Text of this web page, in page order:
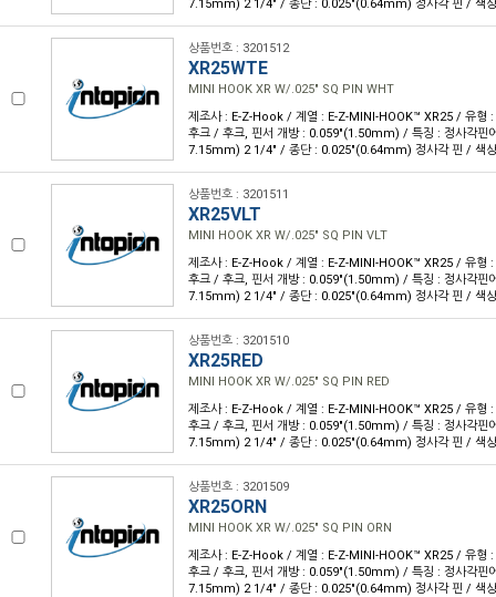
7.15mm) 2 1/4" / 종단 : 0.025"(0.64mm) 정사각 핀 / 색
상품번호 : 3201512
XR25WTE
MINI HOOK XR W/.025" SQ PIN WHT
제조사 : E-Z-Hook / 계열 : E-Z-MINI-HOOK™ XR25 / 유형
후크 / 후크, 핀서 개방 : 0.059"(1.50mm) / 특징 : 정사각핀
7.15mm) 2 1/4" / 종단 : 0.025"(0.64mm) 정사각 핀 / 색
상품번호 : 3201511
XR25VLT
MINI HOOK XR W/.025" SQ PIN VLT
제조사 : E-Z-Hook / 계열 : E-Z-MINI-HOOK™ XR25 / 유형
후크 / 후크, 핀서 개방 : 0.059"(1.50mm) / 특징 : 정사각핀
7.15mm) 2 1/4" / 종단 : 0.025"(0.64mm) 정사각 핀 / 색
상품번호 : 3201510
XR25RED
MINI HOOK XR W/.025" SQ PIN RED
제조사 : E-Z-Hook / 계열 : E-Z-MINI-HOOK™ XR25 / 유형
후크 / 후크, 핀서 개방 : 0.059"(1.50mm) / 특징 : 정사각핀
7.15mm) 2 1/4" / 종단 : 0.025"(0.64mm) 정사각 핀 / 색
상품번호 : 3201509
XR25ORN
MINI HOOK XR W/.025" SQ PIN ORN
제조사 : E-Z-Hook / 계열 : E-Z-MINI-HOOK™ XR25 / 유형
후크 / 후크, 핀서 개방 : 0.059"(1.50mm) / 특징 : 정사각핀
7.15mm) 2 1/4" / 종단 : 0.025"(0.64mm) 정사각 핀 / 색